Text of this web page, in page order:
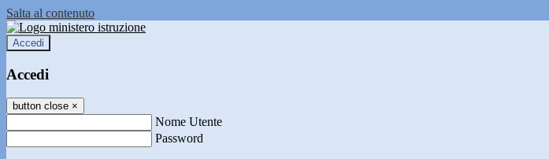
Salta al contenuto
Accedi
Accedi
button close ×
Nome Utente
Password